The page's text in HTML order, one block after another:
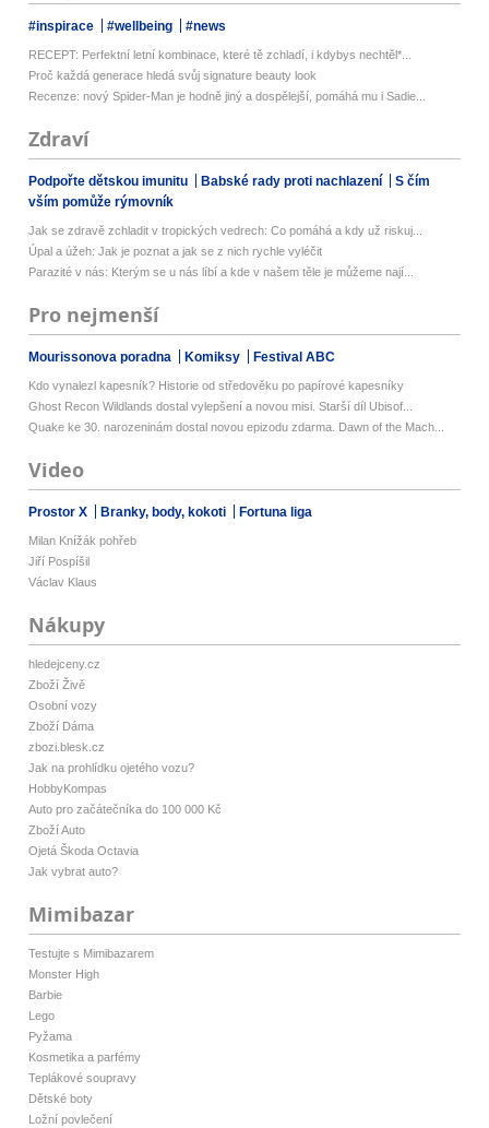
#inspirace #wellbeing #news
RECEPT: Perfektní letní kombinace, které tě zchladí, i kdybys nechtěl*...
Proč každá generace hledá svůj signature beauty look
Recenze: nový Spider-Man je hodně jiný a dospělejší, pomáhá mu i Sadie...
Zdraví
Podpořte dětskou imunitu Babské rady proti nachlazení
S čím
vším pomůže rýmovník
Jak se zdravě zchladit v tropických vedrech: Co pomáhá a kdy už riskuj...
Úpal a úžeh: Jak je poznat a jak se z nich rychle vyléčit
Parazité v nás: Kterým se u nás líbí a kde v našem těle je můžeme nají...
Pro nejmenší
Mourissonova poradna Komiksy Festival ABC
Kdo vynalezl kapesník? Historie od středověku po papírové kapesníky
Ghost Recon Wildlands dostal vylepšení a novou misi. Starší díl Ubisof...
Quake ke 30. narozeninám dostal novou epizodu zdarma. Dawn of the Mach...
Video
Prostor X Branky, body, kokoti Fortuna liga
Milan Knížák pohřeb
Jiří Pospíšil
Václav Klaus
Nákupy
hledejceny.cz
Zboží Živě
Osobní vozy
Zboží Dáma
zbozi.blesk.cz
Jak na prohlídku ojetého vozu?
HobbyKompas
Auto pro začátečníka do 100 000 Kč
Zboží Auto
Ojetá Škoda Octavia
Jak vybrat auto?
Mimibazar
Testujte s Mimibazarem
Monster High
Barbie
Lego
Pyžama
Kosmetika a parfémy
Teplákové soupravy
Dětské boty
Ložní povlečení